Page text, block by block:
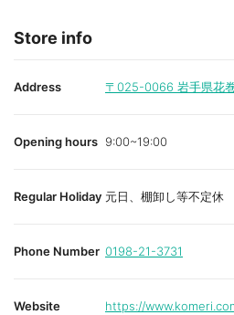
Store info
Address 〒025-0066 岩手県花
Opening hours 9:00~19:00
Regular Holiday 元日、棚卸し等不定休
Phone Number 0198-21-3731
Website
https://